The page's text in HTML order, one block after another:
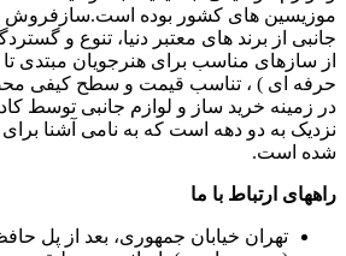
موزیسین های کشور بوده است.سازفروش
جانبی از برند های معتبر دنیا، تنوع و
از سازهای مناسب برای هنرجویان مبتدی تا
حرفه ای ) ، تناسب قیمت و سطح کیفی
در زمینه خرید ساز و لوازم جانبی توسط
نزدیک به دو دهه است که به نامی آشنا
شده است.
راههای ارتباط با ما
تهران خیابان جمهوری، بعد از پل